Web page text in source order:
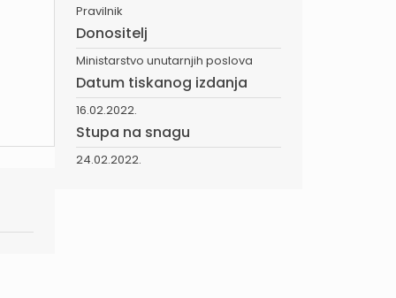
Pravilnik
Donositelj
Ministarstvo unutarnjih poslova
Datum tiskanog izdanja
16.02.2022.
Stupa na snagu
24.02.2022.